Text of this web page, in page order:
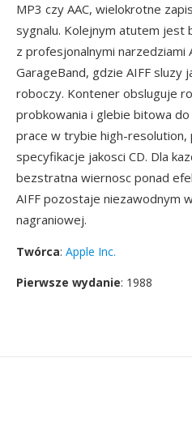
MP3 czy AAC, wielokrotne
sygnalu. Kolejnym atutem jest
z profesjonalnymi narzedziami
GarageBand, gdzie AIFF sluzy
roboczy. Kontener obsluguje
probkowania i glebie bitowa
prace w trybie high-resolution,
specyfikacje jakosci CD. Dla
bezstratna wiernosc ponad
AIFF pozostaje niezawodnym
nagraniowej.
Twórca: Apple Inc.
Pierwsze wydanie: 1988